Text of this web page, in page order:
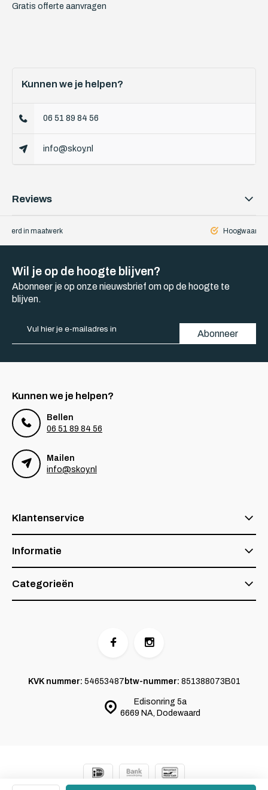
Gratis offerte aanvragen
Kunnen we je helpen?
06 51 89 84 56
info@skoy.nl
Reviews
in maatwerk
Wil je op de hoogte blijven?
Abonneer je op onze nieuwsbrief om op de hoogte te
blijven.
Abonneer
Kunnen we je helpen?
Bellen
06 51 89 84 56
Mailen
info@skoy.nl
Klantenservice
Informatie
Categorieën
Edisonring 5a
6669 NA, Dodewaard
KVK nummer: 54653487 btw-nummer: 851388073B01